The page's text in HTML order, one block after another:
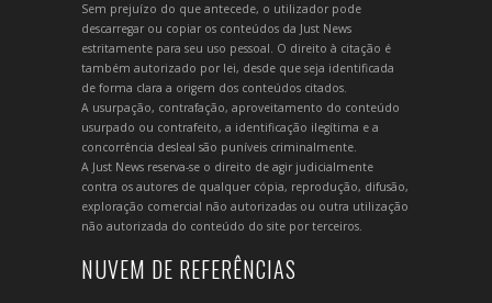
Sem prejuízo do que antecede, o utilizador pode
descarregar ou copiar os conteúdos da Just News
estritamente para seu uso pessoal. O direito à citação é
também autorizado por lei, desde que seja identificada
de forma clara a origem dos conteúdos citados.
A usurpação, contrafação, aproveitamento do conteúdo
usurpado ou contrafeito, a identificação ilegítima e a
concorrência desleal são puníveis criminalmente.
A Just News reserva-se o direito de agir judicialmente
contra os autores de qualquer cópia, reprodução, difusão,
exploração comercial não autorizadas ou outra utilização
não autorizada do conteúdo do site por terceiros.
NUVEM DE REFERÊNCIAS